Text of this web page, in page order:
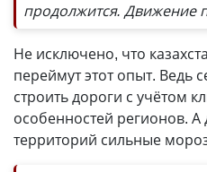
продолжится. Движение
Не исключено, что
переймут этот опыт. Ведь
строить дороги с учётом
особенностей регионов. А
территорий сильные